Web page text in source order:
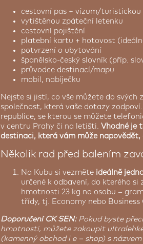
cestovní pas + vízum/turistickou
vytištěnou zpáteční letenku
cestovní pojištění
platební kartu + hotovost
potvrzení o ubytování
španělsko-český slovník (příp.
průvodce destinací/mapu
mobil, nabíječku
Nejste si jistí, co vše můžete do
společnost, která vaše dotazy
republice, se kterou se můžete
v centru Prahy či na letišti. Vhodné je
destinaci, která vám může napovědět,
Několik rad před balením
Na Kubu si vezměte ideálně
určené k odbavení, do kterého
hmotnosti 23 kg na osobu –
třídy, tj. Economy nebo Business
Doporučení CK SEN:Pokud byste
hmotnosti, můžete zakoupit
(kamenný obchod i e – shop) s